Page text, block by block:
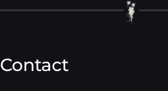
Contact